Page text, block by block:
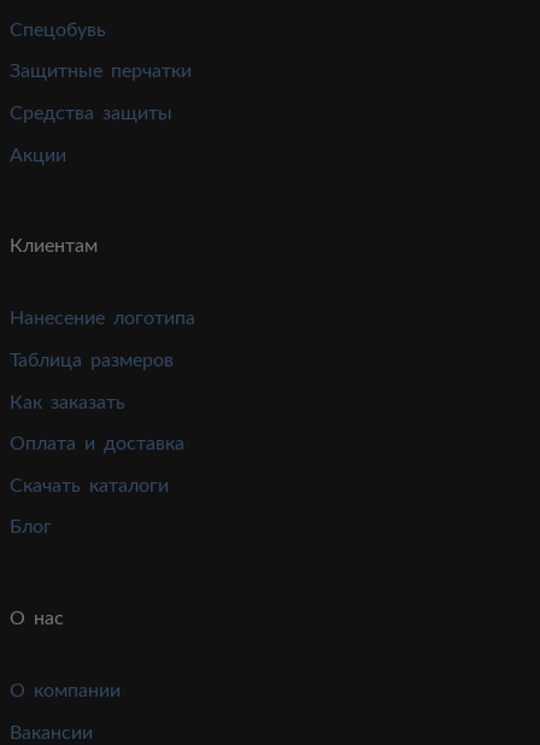
Спецобувь
Защитные перчатки
Средства защиты
Акции
Клиентам
Нанесение логотипа
Таблица размеров
Как заказать
Оплата и доставка
Скачать каталоги
Блог
О нас
О компании
Вакансии